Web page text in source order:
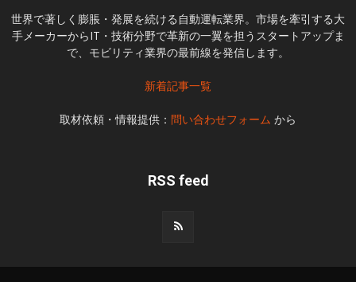
世界で著しく膨脹・発展を続ける自動運転業界。市場を牽引する大
手メーカーからIT・技術分野で革新の一翼を担うスタートアップま
で、モビリティ業界の最前線を発信します。
新着記事一覧
取材依頼・情報提供： 問い合わせフォーム から
RSS feed